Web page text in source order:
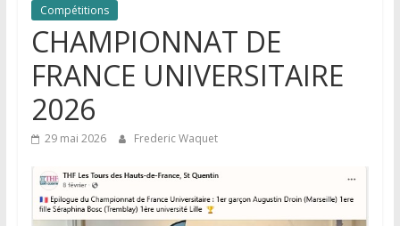
Compétitions
CHAMPIONNAT DE
FRANCE UNIVERSITAIRE
2026
29 mai 2026 Frederic Waquet